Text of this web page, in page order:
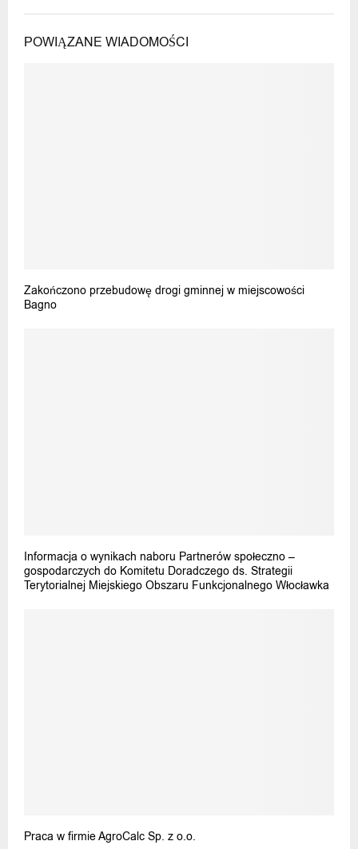
POWIĄZANE WIADOMOŚCI
Zakończono przebudowę drogi gminnej w miejscowości
Bagno
Informacja o wynikach naboru Partnerów społeczno –
gospodarczych do Komitetu Doradczego ds. Strategii
Terytorialnej Miejskiego Obszaru Funkcjonalnego Włocławka
Praca w firmie AgroCalc Sp. z o.o.